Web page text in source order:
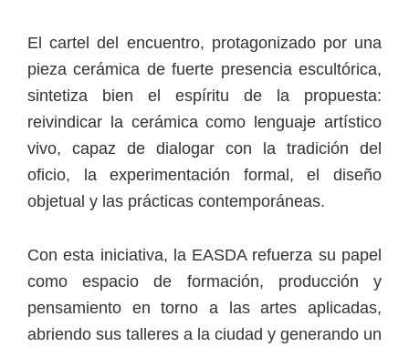
El cartel del encuentro, protagonizado por una
pieza cerámica de fuerte presencia escultórica,
sintetiza bien el espíritu de la propuesta:
reivindicar la cerámica como lenguaje artístico
vivo, capaz de dialogar con la tradición del
oficio, la experimentación formal, el diseño
objetual y las prácticas contemporáneas.
Con esta iniciativa, la EASDA refuerza su papel
como espacio de formación, producción y
pensamiento en torno a las artes aplicadas,
abriendo sus talleres a la ciudad y generando un